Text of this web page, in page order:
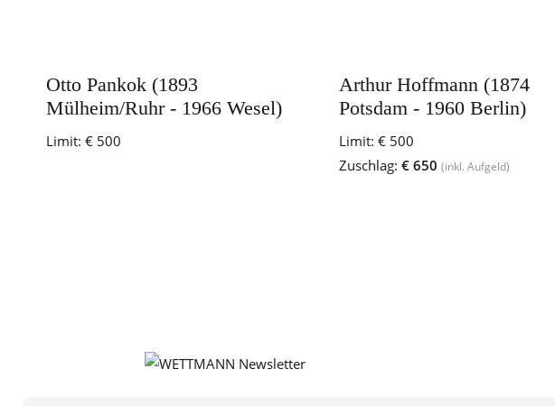
Otto Pankok (1893
Mülheim/Ruhr - 1966 Wesel)
Limit: € 500
Arthur Hoffmann (1874
Potsdam - 1960 Berlin)
Limit: € 500
Zuschlag: € 650 (inkl. Aufgeld)